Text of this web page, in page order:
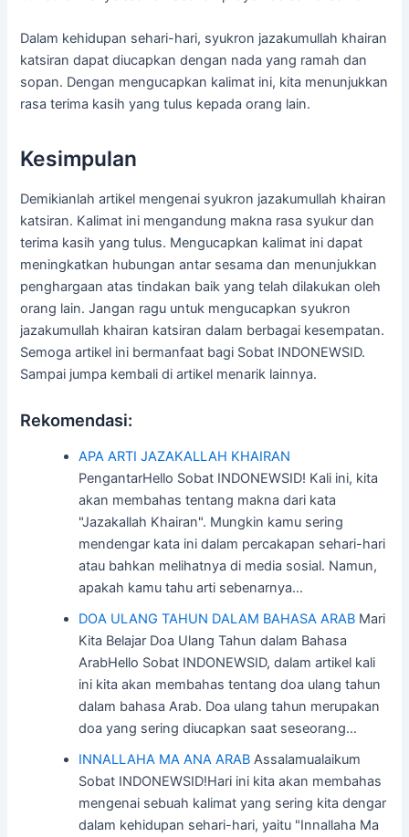
Dalam kehidupan sehari-hari, syukron jazakumullah khairan
katsiran dapat diucapkan dengan nada yang ramah dan
sopan. Dengan mengucapkan kalimat ini, kita menunjukkan
rasa terima kasih yang tulus kepada orang lain.
Kesimpulan
Demikianlah artikel mengenai syukron jazakumullah khairan
katsiran. Kalimat ini mengandung makna rasa syukur dan
terima kasih yang tulus. Mengucapkan kalimat ini dapat
meningkatkan hubungan antar sesama dan menunjukkan
penghargaan atas tindakan baik yang telah dilakukan oleh
orang lain. Jangan ragu untuk mengucapkan syukron
jazakumullah khairan katsiran dalam berbagai kesempatan.
Semoga artikel ini bermanfaat bagi Sobat INDONEWSID.
Sampai jumpa kembali di artikel menarik lainnya.
Rekomendasi:
APA ARTI JAZAKALLAH KHAIRAN
PengantarHello Sobat INDONEWSID! Kali ini, kita
akan membahas tentang makna dari kata
"Jazakallah Khairan". Mungkin kamu sering
mendengar kata ini dalam percakapan sehari-hari
atau bahkan melihatnya di media sosial. Namun,
apakah kamu tahu arti sebenarnya…
DOA ULANG TAHUN DALAM BAHASA ARAB Mari
Kita Belajar Doa Ulang Tahun dalam Bahasa
ArabHello Sobat INDONEWSID, dalam artikel kali
ini kita akan membahas tentang doa ulang tahun
dalam bahasa Arab. Doa ulang tahun merupakan
doa yang sering diucapkan saat seseorang…
INNALLAHA MA ANA ARAB Assalamualaikum
Sobat INDONEWSID!Hari ini kita akan membahas
mengenai sebuah kalimat yang sering kita dengar
dalam kehidupan sehari-hari, yaitu "Innallaha Ma